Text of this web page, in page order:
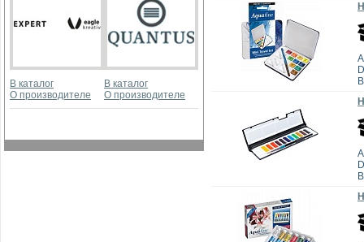
В каталог
О производителе
В каталог
О производителе